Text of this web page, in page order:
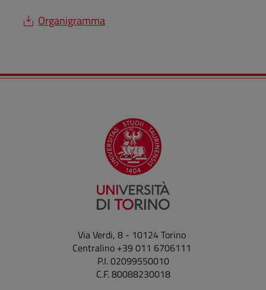
Organigramma
Via Verdi, 8 - 10124 Torino
Centralino +39 011 6706111
P.I. 02099550010
C.F. 80088230018